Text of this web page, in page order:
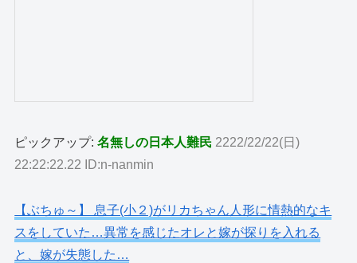
ピックアップ:名無しの日本人難民 2222/22/22(日)
22:22:22.22 ID:n-nanmin
【ぶちゅ～】 息子(小２)がリカちゃん人形に情熱的なキ
スをしていた…異常を感じたオレと嫁が探りを入れる
と、嫁が失態した…